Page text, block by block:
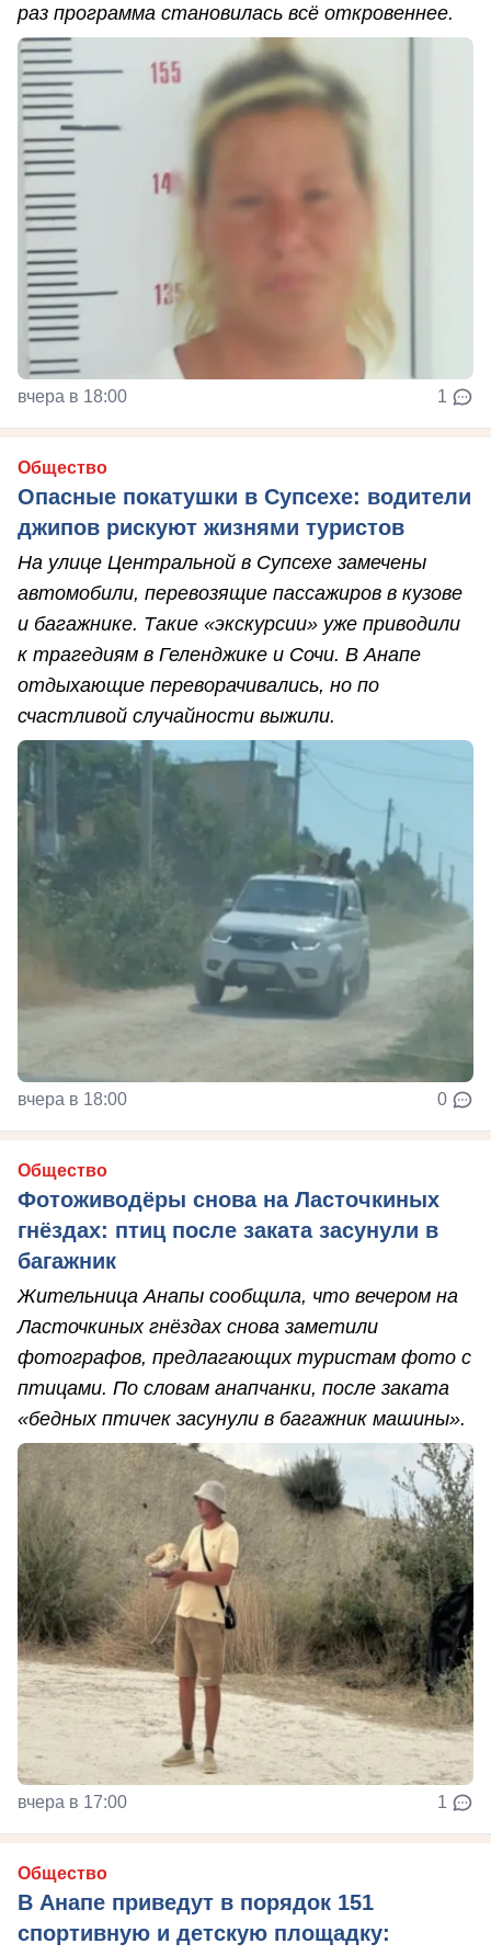
раз программа становилась всё откровеннее.
вчера в 18:00 1
Общество
Опасные покатушки в Супсехе: водители
джипов рискуют жизнями туристов
На улице Центральной в Супсехе замечены
автомобили, перевозящие пассажиров в кузове
и багажнике. Такие «экскурсии» уже приводили
к трагедиям в Геленджике и Сочи. В Анапе
отдыхающие переворачивались, но по
счастливой случайности выжили.
вчера в 18:00 0
Общество
Фотоживодёры снова на Ласточкиных
гнёздах: птиц после заката засунули в
багажник
Жительница Анапы сообщила, что вечером на
Ласточкиных гнёздах снова заметили
фотографов, предлагающих туристам фото с
птицами. По словам анапчанки, после заката
«бедных птичек засунули в багажник машины».
вчера в 17:00 1
Общество
В Анапе приведут в порядок 151
спортивную и детскую площадку: